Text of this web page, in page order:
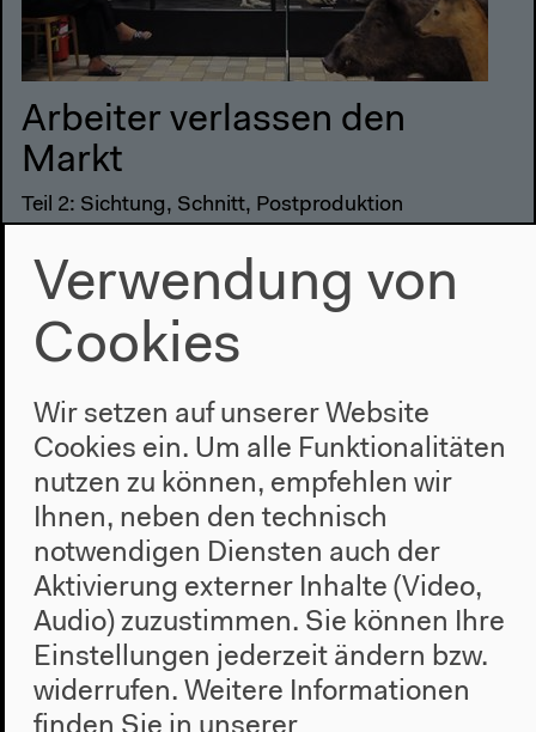
Arbeiter verlassen den
Markt
Teil 2: Sichtung, Schnitt, Postproduktion
Film-Workshop mit Markus Bauer und Katja Berls
11–19h
Verwendung von
Cookies
Wir setzen auf unserer Website
Cookies ein. Um alle Funktionalitäten
nutzen zu können, empfehlen wir
Ihnen, neben den technisch
notwendigen Diensten auch der
Aktivierung externer Inhalte (Video,
Audio) zuzustimmen. Sie können Ihre
Einstellungen jederzeit ändern bzw.
widerrufen. Weitere Informationen